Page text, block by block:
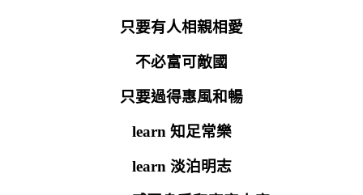
只要有人相親相愛
不必富可敵國
只要過得惠風和暢
learn 知足常樂
learn 淡泊明志